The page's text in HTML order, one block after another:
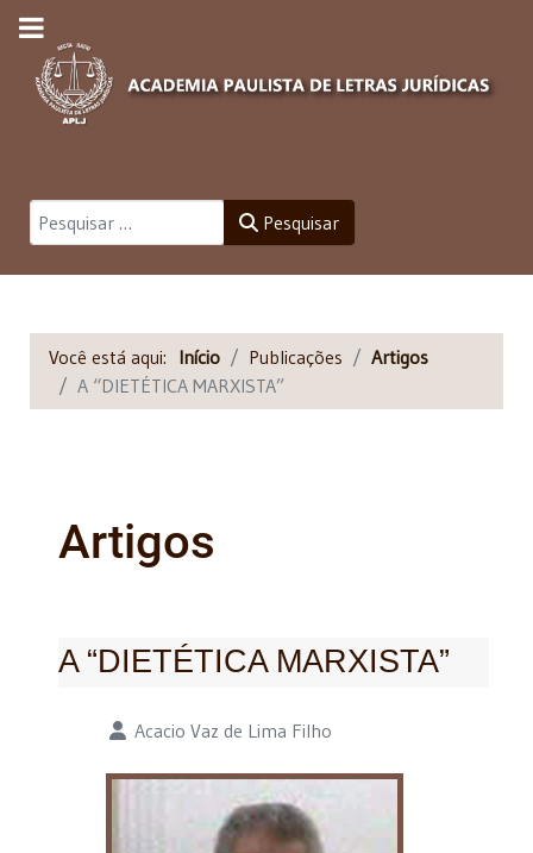
Pesquisar Pesquisar
Você está aqui: Início Publicações
Artigos
A “DIETÉTICA MARXISTA”
Artigos
A “DIETÉTICA MARXISTA”
Detalhes Acacio Vaz de Lima Filho